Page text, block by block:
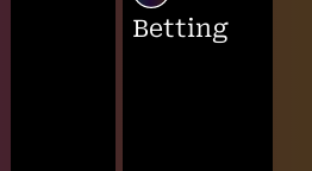
Betting